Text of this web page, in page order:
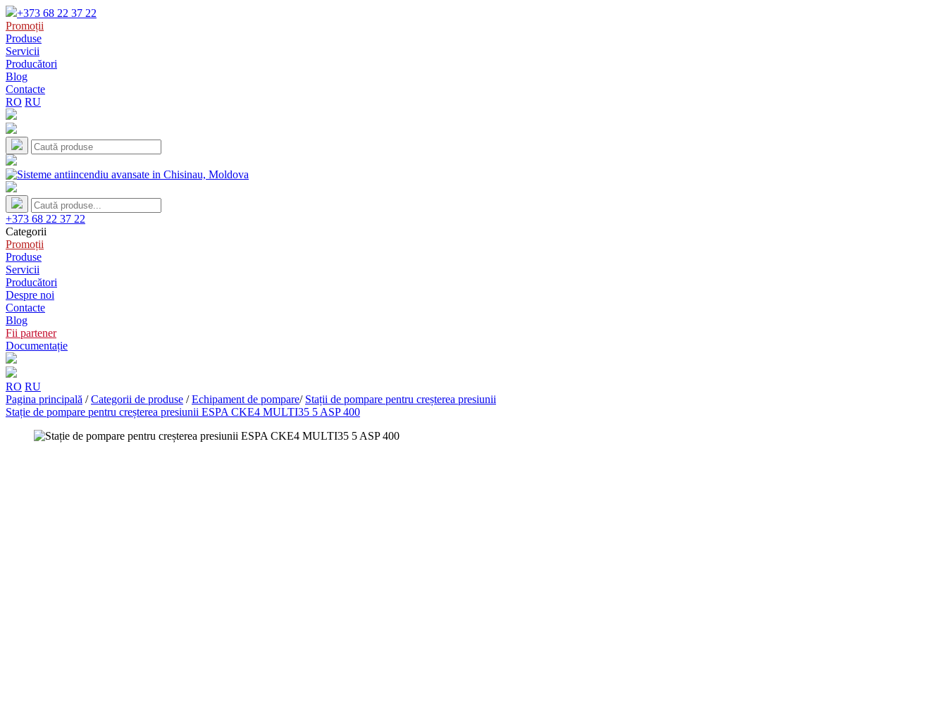
+373 68 22 37 22
Promoții
Produse
Servicii
Producători
Blog
Contacte
RO RU
+373 68 22 37 22
Categorii
Promoții
Produse
Servicii
Producători
Despre noi
Contacte
Blog
Fii partener
Documentație
RO RU
Pagina principală / Categorii de produse / Echipament de pompare/ Stații de pompare pentru creșterea presiunii
Stație de pompare pentru creșterea presiunii ESPA CKE4 MULTI35 5 ASP 400